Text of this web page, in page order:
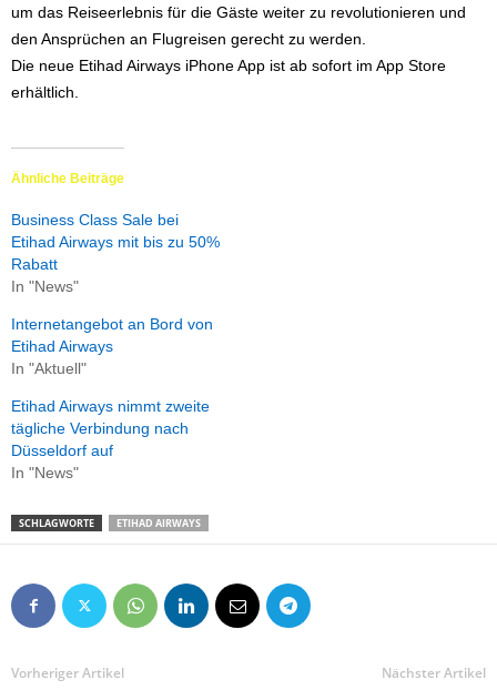
um das Reiseerlebnis für die Gäste weiter zu revolutionieren und
den Ansprüchen an Flugreisen gerecht zu werden.
Die neue Etihad Airways iPhone App ist ab sofort im App Store
erhältlich.
Ähnliche Beiträge
Business Class Sale bei
Etihad Airways mit bis zu 50%
Rabatt
In "News"
Internetangebot an Bord von
Etihad Airways
In "Aktuell"
Etihad Airways nimmt zweite
tägliche Verbindung nach
Düsseldorf auf
In "News"
SCHLAGWORTE ETIHAD AIRWAYS
Vorheriger Artikel Nächster Artikel